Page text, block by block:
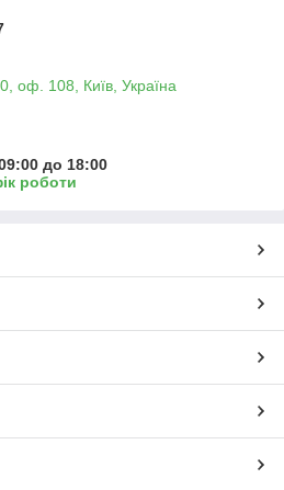
оф. 108, Київ, Україна
до 18:00
роботи